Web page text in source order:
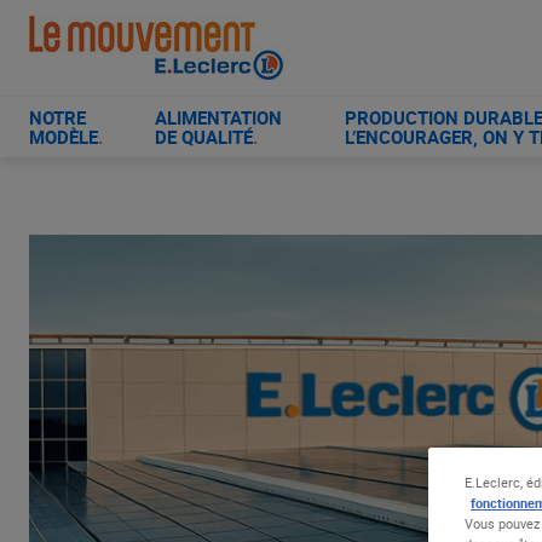
Aller
contenu
NOTRE
MODÈLE.
ALIMENTATION
DE QUALITÉ.
PRODUCTION
L’ENCOURAGER, ON Y
E.Leclerc,
Vous